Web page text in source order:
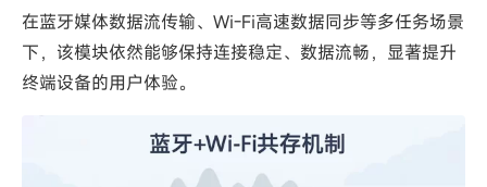
在蓝牙媒体数据流传输、Wi-Fi高速数据同步等多任务场景
下，该模块依然能够保持连接稳定、数据流畅，显著提升
终端设备的用户体验。